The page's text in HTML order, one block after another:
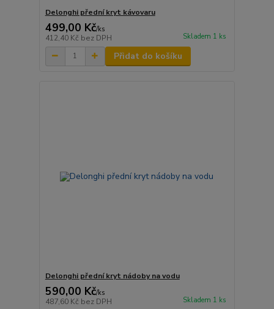
Delonghi přední kryt kávovaru
499,00 Kč/ks
412,40 Kč bez DPH Skladem 1 ks
Přidat do košíku
Delonghi přední kryt nádoby na vodu
590,00 Kč/ks
487,60 Kč bez DPH Skladem 1 ks